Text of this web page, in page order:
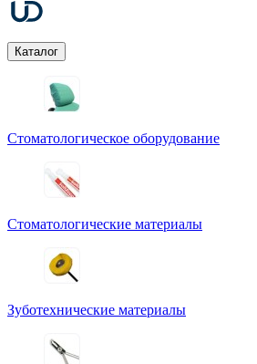
Каталог
Стоматологическое оборудование
Стоматологические материалы
Зуботехнические материалы